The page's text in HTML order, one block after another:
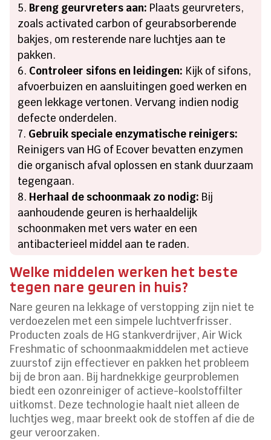
Breng geurvreters aan: Plaats geurvreters,
zoals activated carbon of geurabsorberende
bakjes, om resterende nare luchtjes aan te
pakken.
Controleer sifons en leidingen: Kijk of sifons,
afvoerbuizen en aansluitingen goed werken en
geen lekkage vertonen. Vervang indien nodig
defecte onderdelen.
Gebruik speciale enzymatische reinigers:
Reinigers van HG of Ecover bevatten enzymen
die organisch afval oplossen en stank duurzaam
tegengaan.
Herhaal de schoonmaak zo nodig: Bij
aanhoudende geuren is herhaaldelijk
schoonmaken met vers water en een
antibacterieel middel aan te raden.
Welke middelen werken het beste
tegen nare geuren in huis?
Nare geuren na lekkage of verstopping zijn niet te
verdoezelen met een simpele luchtverfrisser.
Producten zoals de HG stankverdrijver, Air Wick
Freshmatic of schoonmaakmiddelen met actieve
zuurstof zijn effectiever en pakken het probleem
bij de bron aan. Bij hardnekkige geurproblemen
biedt een ozonreiniger of actieve-koolstoffilter
uitkomst. Deze technologie haalt niet alleen de
luchtjes weg, maar breekt ook de stoffen af die de
geur veroorzaken.